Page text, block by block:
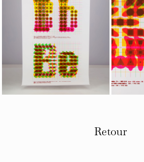
Retour